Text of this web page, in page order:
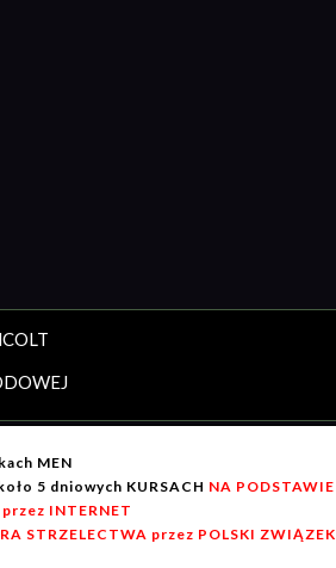
MEN
5 dniowych KURSACH NA PODSTAWIE
INTERNET
STRZELECTWA przez POLSKI ZWIĄZEK